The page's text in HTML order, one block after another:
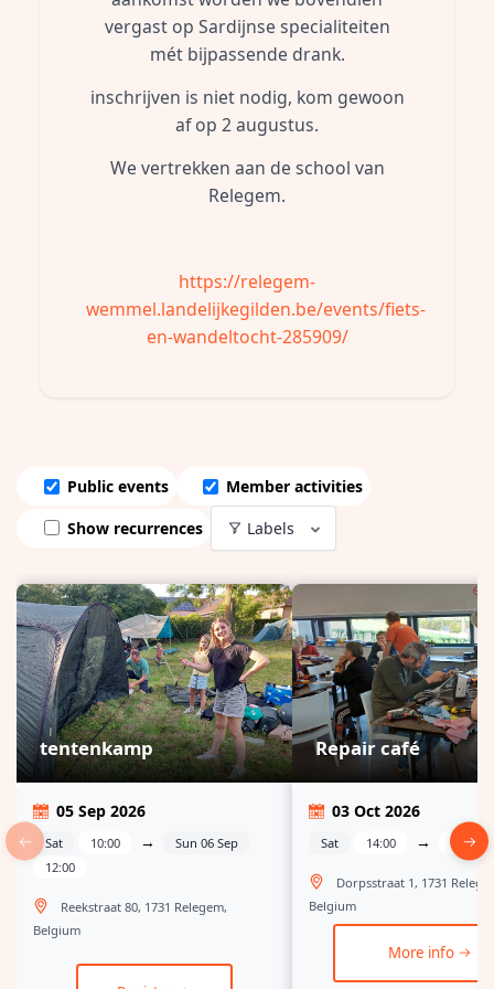
vergast op Sardijnse specialiteiten
mét bijpassende drank.
inschrijven is niet nodig, kom gewoon
af op 2 augustus.
We vertrekken aan de school van
Relegem.
https://relegem-
wemmel.landelijkegilden.be/events/fiets-
en-wandeltocht-285909/
Public events
Member activities
Show recurrences
Labels
tentenkamp
05 Sep 2026
Sat 10:00 →
Sun 06 Sep
12:00
Reekstraat 80, 1731 Relegem,
Belgium
Repair café
03 Oct 2026
Sat 14:00 → 17:00
Dorpsstraat 1, 1731
Belgium
More info